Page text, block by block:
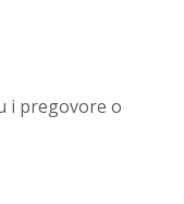
i pregovore o